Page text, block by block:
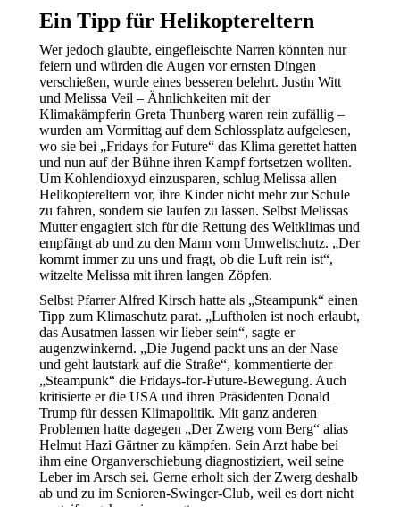
Ein Tipp für Helikoptereltern
Wer jedoch glaubte, eingefleischte Narren könnten nur
feiern und würden die Augen vor ernsten Dingen
verschießen, wurde eines besseren belehrt. Justin Witt
und Melissa Veil – Ähnlichkeiten mit der
Klimakämpferin Greta Thunberg waren rein zufällig –
wurden am Vormittag auf dem Schlossplatz aufgelesen,
wo sie bei „Fridays for Future“ das Klima gerettet hatten
und nun auf der Bühne ihren Kampf fortsetzen wollten.
Um Kohlendioxyd einzusparen, schlug Melissa allen
Helikoptereltern vor, ihre Kinder nicht mehr zur Schule
zu fahren, sondern sie laufen zu lassen. Selbst Melissas
Mutter engagiert sich für die Rettung des Weltklimas und
empfängt ab und zu den Mann vom Umweltschutz. „Der
kommt immer zu uns und fragt, ob die Luft rein ist“,
witzelte Melissa mit ihren langen Zöpfen.
Selbst Pfarrer Alfred Kirsch hatte als „Steampunk“ einen
Tipp zum Klimaschutz parat. „Luftholen ist noch erlaubt,
das Ausatmen lassen wir lieber sein“, sagte er
augenzwinkernd. „Die Jugend packt uns an der Nase
und geht lautstark auf die Straße“, kommentierte der
„Steampunk“ die Fridays-for-Future-Bewegung. Auch
kritisierte er die USA und ihren Präsidenten Donald
Trump für dessen Klimapolitik. Mit ganz anderen
Problemen hatte dagegen „Der Zwerg vom Berg“ alias
Helmut Hazi Gärtner zu kämpfen. Sein Arzt habe bei
ihm eine Organverschiebung diagnostiziert, weil seine
Leber im Arsch sei. Gerne erholt sich der Zwerg deshalb
ab und zu im Senioren-Swinger-Club, weil es dort nicht